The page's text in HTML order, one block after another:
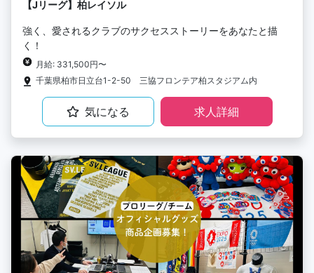
【Jリーグ】柏レイソル
強く、愛されるクラブのサクセスストーリーをあなたと描
く！
月給: 331,500円〜
千葉県柏市日立台1-2-50 三協フロンテア柏スタジアム内
気になる 求人詳細